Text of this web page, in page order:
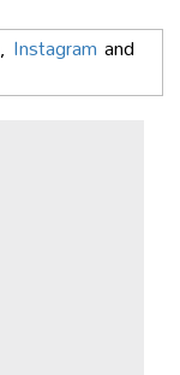
, Instagram and